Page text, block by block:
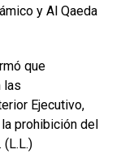
y Al Qaeda
que
las
Ejecutivo,
prohibición del